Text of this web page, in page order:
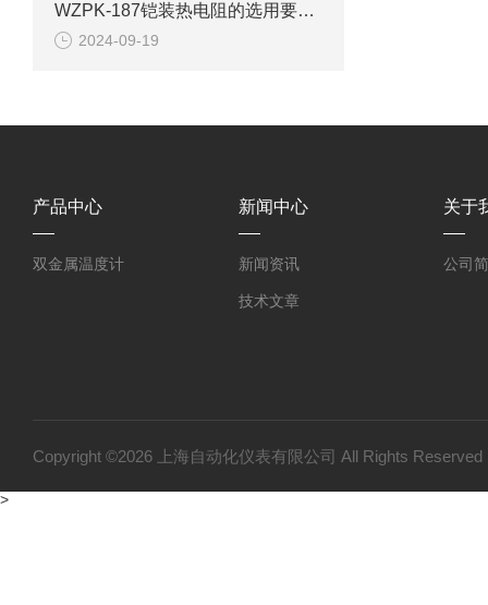
WZPK-187铠装热电阻的选用要注意这些方面
2024-09-19
产品中心
双金属温度计
新闻中心
新闻资讯
技术文章
关于
公司
Copyright ©2026 上海自动化仪表有限公司 All Rights
>